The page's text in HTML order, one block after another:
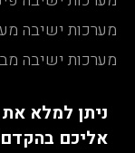
מערכות ישיבה
מערכות ישיבה
ניתן למלא
אליכם